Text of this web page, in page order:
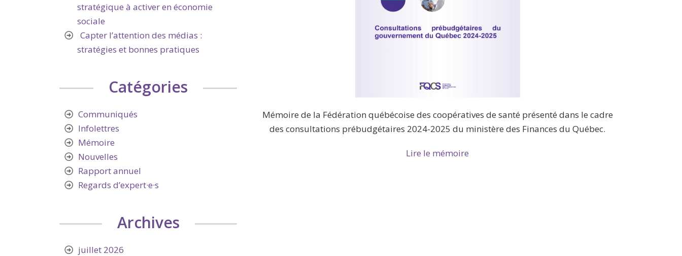
Mémoire de la Fédération québécoise des coopératives de santé présenté dans le cadre
des consultations prébudgétaires 2024-2025 du ministère des Finances du Québec.
Lire le mémoire
stratégique à activer en économie
sociale
Capter l’attention des médias :
stratégies et bonnes pratiques
Catégories
Communiqués
Infolettres
Mémoire
Nouvelles
Rapport annuel
Regards d’expert·e·s
Archives
juillet 2026